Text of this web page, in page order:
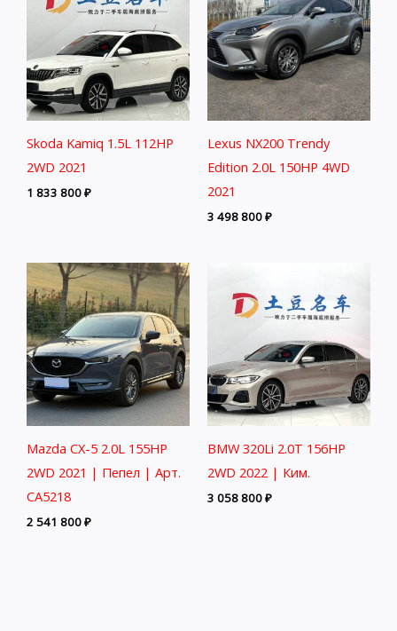
Skoda Kamiq 1.5L 112HP
2WD 2021
1 833 800₽
Lexus NX200 Trendy
Edition 2.0L 150HP 4WD
2021
3 498 800₽
Mazda CX-5 2.0L 155HP
2WD 2021 | Пепел | Арт.
CA5218
2 541 800₽
BMW 320Li 2.0T 156HP
2WD 2022 | Ким.
3 058 800₽